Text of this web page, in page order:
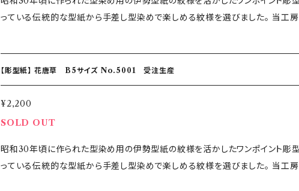
っている伝統的な型紙から手差し型染めで楽しめる紋様を選びました。 当工
コ：100mm 紙種：渋紙 【手差し型染めとは】 職人がかもし出す世界に一つのグラデーション 機械を一
切使わず染め上げる「手差し型染」 伝統柄を切り抜いた渋和紙の型紙に小紋糊
ころで、小さな刷毛で一色ずつ色を染め上げる技と手間の掛かる技法です。 ま
手作業の為、2つと同じものはできないオンリーワン商品となります。 【受注生産】 ・ご注文を頂いてから
作成しますので、納品までに1〜2週間程度お時間を頂戴いたしますこと、ご了承
【彫型紙】 花唐草 B5サイズ No.5001 受注生産
¥2,200
SOLD OUT
昭和30年頃に作られた型染め用の伊勢型紙の紋様を活かしたワンポイント彫
っている伝統的な型紙から手差し型染めで楽しめる紋様を選びました。 当工